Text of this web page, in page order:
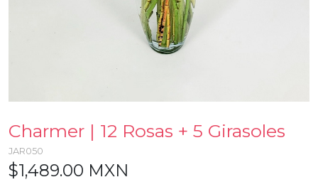
Charmer | 12 Rosas + 5 Girasoles
JAR050
$1,489.00 MXN